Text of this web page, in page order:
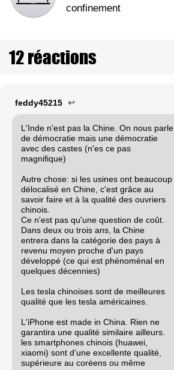
confinement
12 réactions
feddy45215 ↩
L'Inde n'est pas la Chine. On nous parle
de démocratie mais une démocratie
avec des castes (n'es ce pas
magnifique)
Autre chose: si les usines ont beaucoup
délocalisé en Chine, c'est grâce au
savoir faire et à la qualité des ouvriers
chinois.
Ce n'est pas qu'une question de coût.
Dans deux ou trois ans, la Chine
entrera dans la catégorie des pays à
revenu moyen proche d'un pays
développé (ce qui est phénoménal en
quelques décennies)
Les tesla chinoises sont de meilleures
qualité que les tesla américaines.
L'iPhone est made in China. Rien ne
garantira une qualité similaire ailleurs.
les smartphones chinois (huawei,
xiaomi) sont d'une excellente qualité,
supérieure au coréens ou même